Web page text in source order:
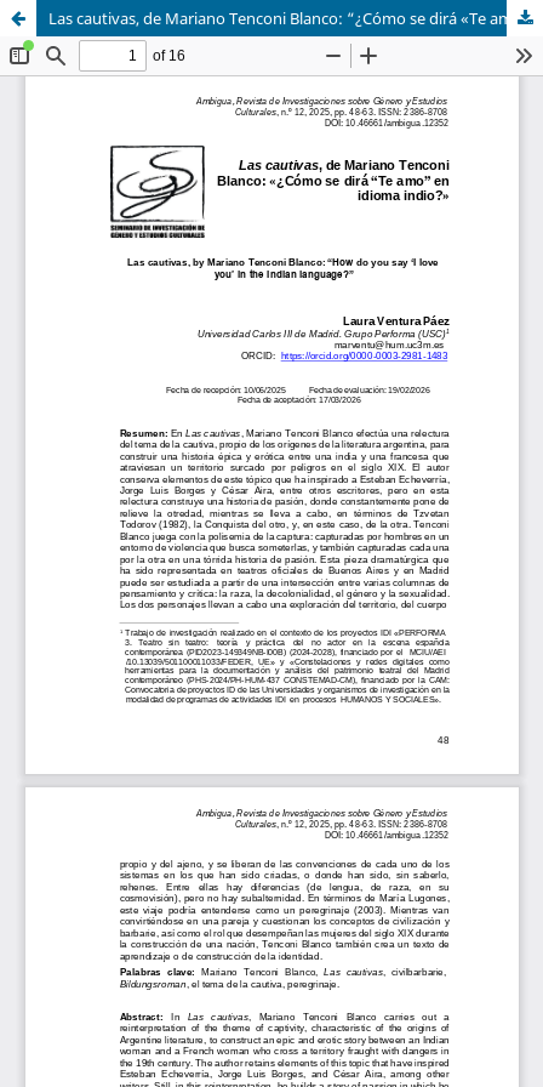
Las cautivas, de Mariano Tenconi Blanco: “¿Cómo se dirá «Te amo» en idioma indio?”